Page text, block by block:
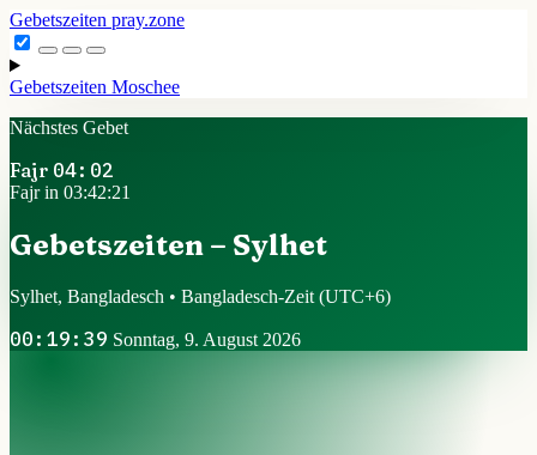
Gebetszeiten pray.zone
Gebetszeiten Moschee
Nächstes Gebet
Fajr 04:02
Fajr in 03:42:20
Gebetszeiten – Sylhet
Sylhet, Bangladesch • Bangladesch-Zeit (UTC+6)
00:19:40 Sonntag, 9. August 2026